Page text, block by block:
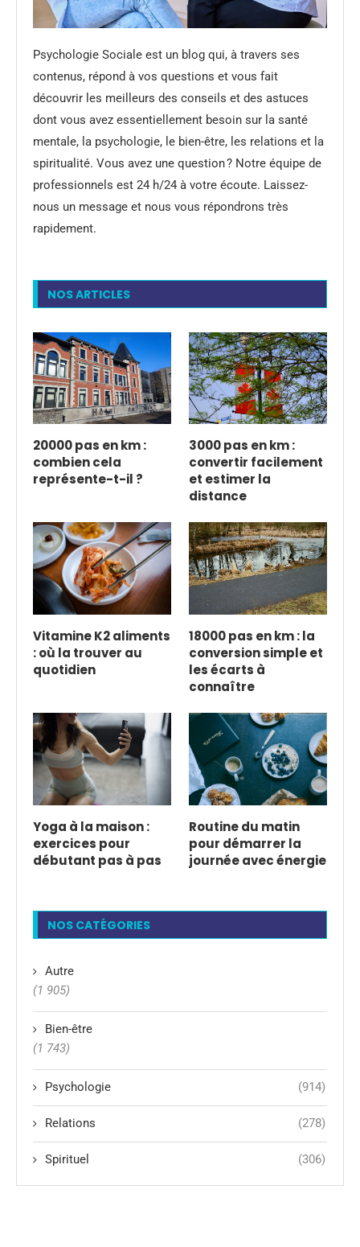
Psychologie Sociale est un blog qui, à travers ses
contenus, répond à vos questions et vous fait
découvrir les meilleurs des conseils et des astuces
dont vous avez essentiellement besoin sur la santé
mentale, la psychologie, le bien-être, les relations et la
spiritualité. Vous avez une question ? Notre équipe de
professionnels est 24 h/24 à votre écoute. Laissez-
nous un message et nous vous répondrons très
rapidement.
NOS ARTICLES
20000 pas en km :
combien cela
représente-t-il ?
3000 pas en km :
convertir facilement
et estimer la
distance
Vitamine K2 aliments
: où la trouver au
quotidien
18000 pas en km : la
conversion simple et
les écarts à
connaître
Yoga à la maison :
exercices pour
débutant pas à pas
Routine du matin
pour démarrer la
journée avec énergie
NOS CATÉGORIES
Autre
(1 905)
Bien-être
(1 743)
Psychologie (914)
Relations (278)
Spirituel (306)